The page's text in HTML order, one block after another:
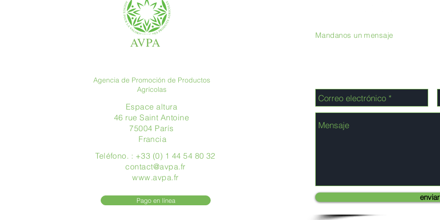
AVPA
Agencia de Promoción de Productos
Agrícolas
Espace altura
46 rue Saint Antoine
75004 París
​ Francia
Teléfono. : +33 (0) 1 44 54 80 32
contact@avpa.fr
www.avpa.fr
Pago en línea
Mandanos un mensaje